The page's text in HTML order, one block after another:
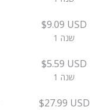
$9.09 USD
1 שנה
$5.59 USD
1 שנה
$27.99 USD